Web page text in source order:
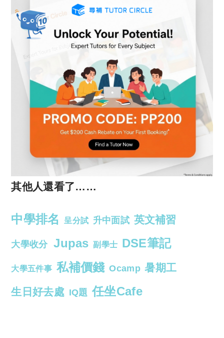
其他人還看了……
中學排名 呈分試 升中面試 英文補習
大學收分 Jupas 副學士 DSE筆記
大學五件事 私補價錢 Ocamp 暑期工
生日好去處 IQ題 任坐Cafe